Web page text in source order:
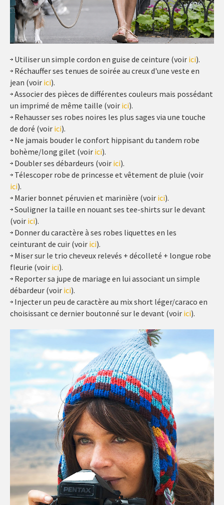
Utiliser un simple cordon en guise de ceinture (voir ici).
Réchauffer ses tenues de soirée au creux d'une veste en
jean (voir ici).
Associer des pièces de différentes couleurs mais possédant
un imprimé de même taille (voir ici).
Rehausser ses robes noires les plus sages via une touche
de doré (voir ici).
Ne jamais bouder le confort hippisant du tandem robe
bohème/long gilet (voir ici).
Doubler ses débardeurs (voir ici).
Télescoper robe de princesse et vêtement de pluie (voir
ici).
Marier bonnet péruvien et marinière (voir ici).
Souligner la taille en nouant ses tee-shirts sur le devant
(voir ici).
Donner du caractère à ses robes liquettes en les
ceinturant de cuir (voir ici).
Miser sur le trio cheveux relevés + décolleté + longue robe
fleurie (voir ici).
Reporter sa jupe de mariage en lui associant un simple
débardeur (voir ici).
Injecter un peu de caractère au mix short léger/caraco en
choisissant ce dernier boutonné sur le devant (voir ici).